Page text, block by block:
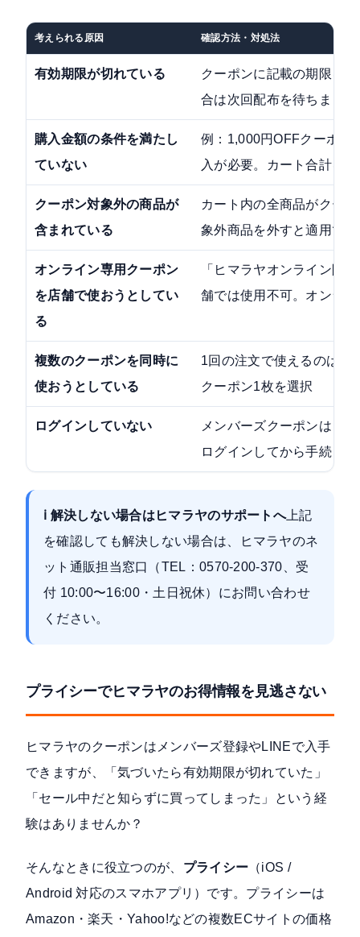
考えられる原因 確認方法・対処法
有効期限が切れている
クーポンに記載の期限を
合は次回配布を待ちまし
購入金額の条件を満たし
ていない
例：1,000円OFFクーポン
入が必要。カート合計を
クーポン対象外の商品が
含まれている
カート内の全商品がクー
象外商品を外すと適用で
オンライン専用クーポン
を店舗で使おうとしてい
る
「ヒマラヤオンライン限
舗では使用不可。オンラ
複数のクーポンを同時に
使おうとしている
1回の注文で使えるのは1
クーポン1枚を選択
ログインしていない
メンバーズクーポンはロ
ログインしてから手続きを
ℹ 解決しない場合はヒマラヤのサポートへ上記
を確認しても解決しない場合は、ヒマラヤのネ
ット通販担当窓口（TEL： 0570-200-370、受
付 10:00〜16:00・土日祝休）にお問い合わせ
ください。
プライシーでヒマラヤのお得情報を見逃さない
ヒマラヤのクーポンはメンバーズ登録やLINEで入手
できますが、「気づいたら有効期限が切れていた」
「セール中だと知らずに買ってしまった」という経
験はありませんか？
そんなときに役立つのが、 プライシー （iOS /
Android 対応のスマホアプリ）です。プライシーは
Amazon・楽天・Yahoo!などの複数ECサイトの価格